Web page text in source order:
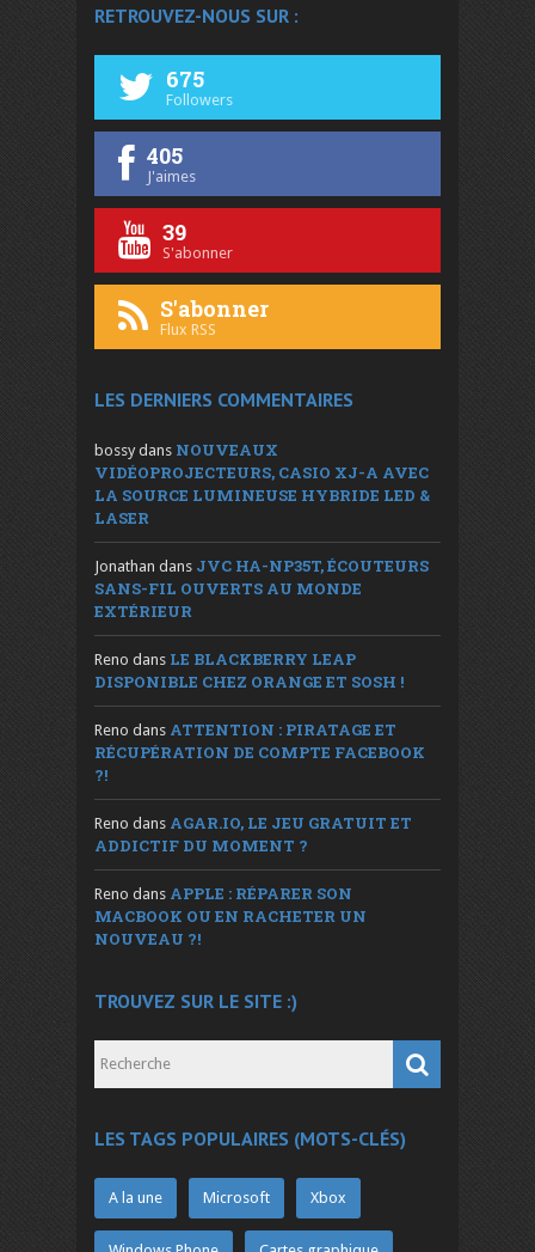
RETROUVEZ-NOUS SUR :
675
Followers
405
J'aimes
39
S'abonner
S'abonner
Flux RSS
LES DERNIERS COMMENTAIRES
bossy dans NOUVEAUX
VIDÉOPROJECTEURS, CASIO XJ-A AVEC
LA SOURCE LUMINEUSE HYBRIDE LED &
LASER
Jonathan dans JVC HA-NP35T, ÉCOUTEURS
SANS-FIL OUVERTS AU MONDE
EXTÉRIEUR
Reno dans LE BLACKBERRY LEAP
DISPONIBLE CHEZ ORANGE ET SOSH !
Reno dans ATTENTION : PIRATAGE ET
RÉCUPÉRATION DE COMPTE FACEBOOK
?!
Reno dans AGAR.IO, LE JEU GRATUIT ET
ADDICTIF DU MOMENT ?
Reno dans APPLE : RÉPARER SON
MACBOOK OU EN RACHETER UN
NOUVEAU ?!
TROUVEZ SUR LE SITE :)
LES TAGS POPULAIRES (MOTS-CLÉS)
A la une Microsoft Xbox